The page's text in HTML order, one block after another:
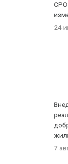
СРО
24
7